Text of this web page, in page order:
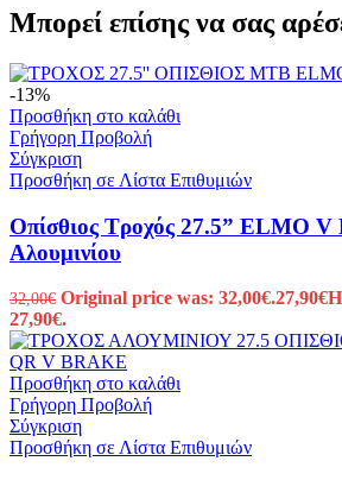
Μπορεί επίσης να σας
-13%
Προσθήκη στο καλάθι
Γρήγορη Προβολή
Σύγκριση
Προσθήκη σε Λίστα Επιθυμιών
Οπίσθιος Τροχός 27.5” ELMO
Αλουμινίου
32,00€ Original price was: 32,00€.27,90€Η
27,90€.
Προσθήκη στο καλάθι
Γρήγορη Προβολή
Σύγκριση
Προσθήκη σε Λίστα Επιθυμιών